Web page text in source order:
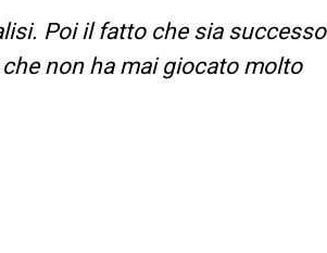
Poi il fatto che sia successo
non ha mai giocato molto